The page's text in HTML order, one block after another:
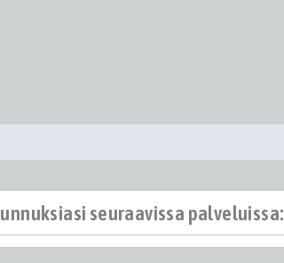
seuraavissa palveluissa: